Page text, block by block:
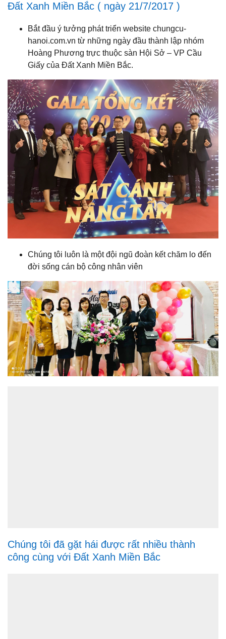
Đất Xanh Miền Bắc ( ngày 21/7/2017 )
Bắt đầu ý tưởng phát triển website chungcu-
hanoi.com.vn từ những ngày đầu thành lập nhóm
Hoàng Phương trực thuộc sàn Hội Sở – VP Cầu
Giấy của Đất Xanh Miền Bắc.
Chúng tôi luôn là một đội ngũ đoàn kết chăm lo đến
đời sống cán bộ công nhân viên
Chúng tôi đã gặt hái được rất nhiều thành
công cùng với Đất Xanh Miền Bắc